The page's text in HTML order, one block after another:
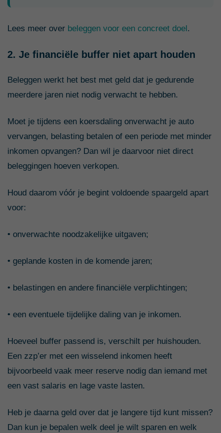
Lees meer over beleggen voor een concreet doel .
2. Je financiële buffer niet apart houden
Beleggen werkt het best met geld dat je gedurende
meerdere jaren niet nodig verwacht te hebben.
Moet je tijdens een koersdaling onverwacht je auto
vervangen, belasting betalen of een periode met minder
inkomen opvangen? Dan wil je daarvoor niet direct
beleggingen hoeven verkopen.
Houd daarom vóór je begint voldoende spaargeld apart
voor:
• onverwachte noodzakelijke uitgaven;
• geplande kosten in de komende jaren;
• belastingen en andere financiële verplichtingen;
• een eventuele tijdelijke daling van je inkomen.
Hoeveel buffer passend is, verschilt per huishouden.
Een zzp’er met een wisselend inkomen heeft
bijvoorbeeld vaak meer reserve nodig dan iemand met
een vast salaris en lage vaste lasten.
Heb je daarna geld over dat je langere tijd kunt missen?
Dan kun je bepalen welk deel je wilt sparen en welk